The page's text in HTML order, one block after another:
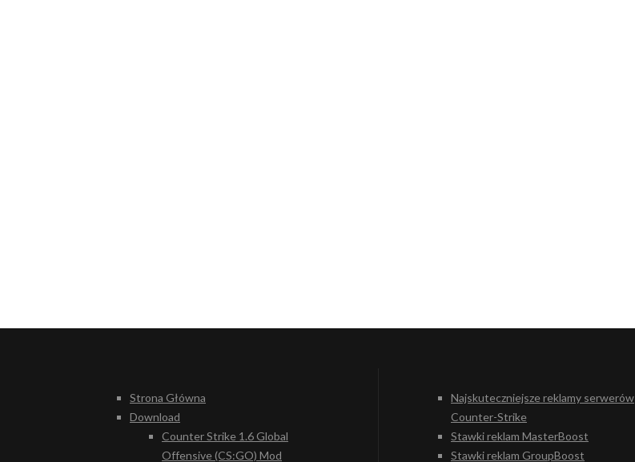
Strona Główna
Download
Counter Strike 1.6 Global
Offensive (CS:GO) Mod
Najskuteczniejsze reklamy serwerów
Counter-Strike
Stawki reklam MasterBoost
Stawki reklam GroupBoost